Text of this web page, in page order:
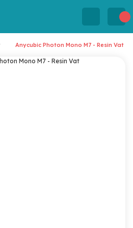
Anycubic Photon Mono M7 - Resin Vat